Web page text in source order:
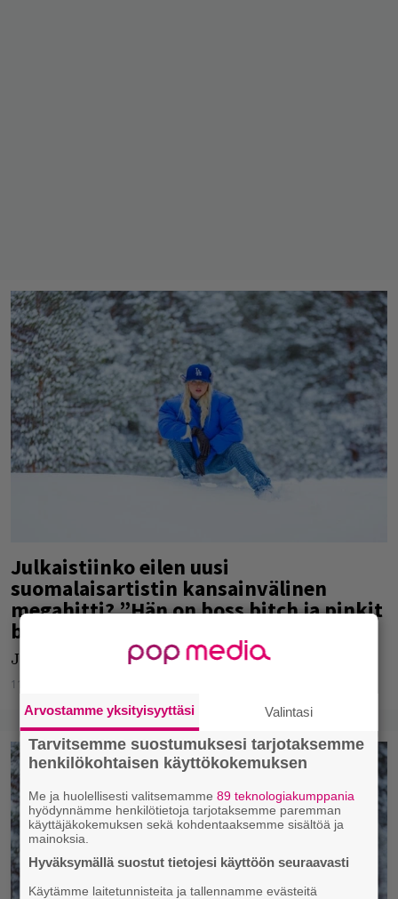
Julkaistiinko eilen uusi
suomalaisartistin kansainvälinen
megahitti? ”Hän on boss bitch ja pinkit
bikinit eivät ole lähdössä pois”
Joalin julkaisi uuden videon.
11.04.2024
Arvostamme yksityisyyttäsi
Valintasi
Tarvitsemme suostumuksesi tarjotaksemme
henkilökohtaisen käyttökokemuksen
Me ja huolellisesti valitsemamme89 teknologiakumppania
hyödynnämme henkilötietoja tarjotaksemme paremman
käyttäjäkokemuksen sekä kohdentaaksemme sisältöä ja
mainoksia.
Hyväksymällä suostut tietojesi käyttöön seuraavasti
Käytämme laitetunnisteita ja tallennamme evästeitä